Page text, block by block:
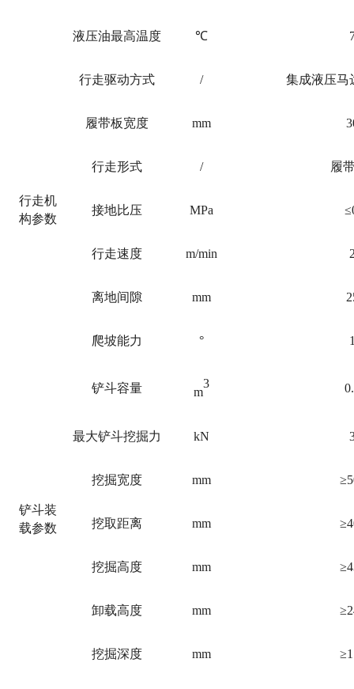
液压油最高温度 ℃
行走机
构参数
行走驱动方式 / 集成液压马
履带板宽度 mm
行走形式 / 履
接地比压 MPa
行走速度 m/min
离地间隙 mm
爬坡能力 °
铲斗装
载参数
铲斗容量 m
3
最大铲斗挖掘力 kN
挖掘宽度 mm
挖取距离 mm
挖掘高度 mm
卸载高度 mm
挖掘深度 mm